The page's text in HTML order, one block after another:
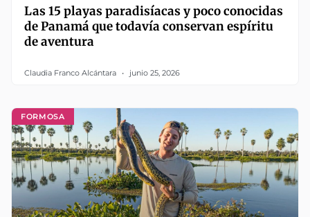
Las 15 playas paradisíacas y poco conocidas
de Panamá que todavía conservan espíritu
de aventura
Claudia Franco Alcántara junio 25, 2026
FORMOSA